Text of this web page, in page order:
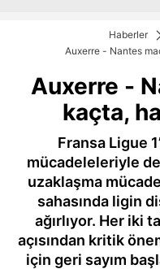
Haberler
Auxerre - Nantes
Auxerre -
kaçta,
Fransa Ligue
mücadeleleriyle
uzaklaşma
sahasında ligin
ağırlıyor. Her iki
açısından kritik
için geri sayım